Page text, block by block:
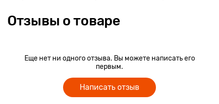
Отзывы о товаре
Еще нет ни одного отзыва. Вы можете написать его
первым.
Написать отзыв